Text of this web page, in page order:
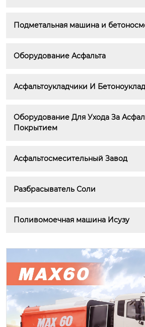
Подметальная машина и
Оборудование Асфальта
Асфальтоукладчики И
Оборудование Для Ухода За
Покрытием
Асфальтосмесительный Завод
Разбрасыватель Соли
Поливомоечная машина Исузу